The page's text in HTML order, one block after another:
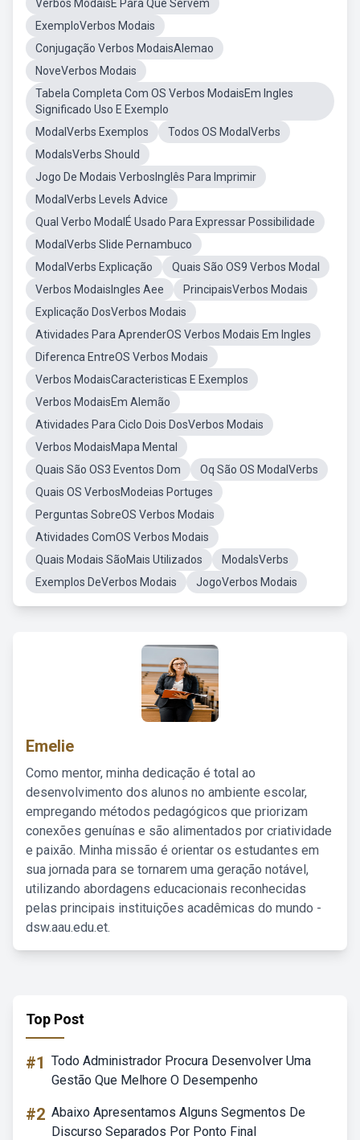
Verbos ModaisE Para Que Servem
ExemploVerbos Modais
Conjugação Verbos ModaisAlemao
NoveVerbos Modais
Tabela Completa Com OS Verbos ModaisEm Ingles
Significado Uso E Exemplo
ModalVerbs Exemplos
Todos OS ModalVerbs
ModalsVerbs Should
Jogo De Modais VerbosInglês Para Imprimir
ModalVerbs Levels Advice
Qual Verbo ModalÉ Usado Para Expressar Possibilidade
ModalVerbs Slide Pernambuco
ModalVerbs Explicação
Quais São OS9 Verbos Modal
Verbos ModaisIngles Aee
PrincipaisVerbos Modais
Explicação DosVerbos Modais
Atividades Para AprenderOS Verbos Modais Em Ingles
Diferenca EntreOS Verbos Modais
Verbos ModaisCaracteristicas E Exemplos
Verbos ModaisEm Alemão
Atividades Para Ciclo Dois DosVerbos Modais
Verbos ModaisMapa Mental
Quais São OS3 Eventos Dom
Oq São OS ModalVerbs
Quais OS VerbosModeias Portuges
Perguntas SobreOS Verbos Modais
Atividades ComOS Verbos Modais
Quais Modais SãoMais Utilizados
ModalsVerbs
Exemplos DeVerbos Modais
JogoVerbos Modais
Emelie
Como mentor, minha dedicação é total ao
desenvolvimento dos alunos no ambiente escolar,
empregando métodos pedagógicos que priorizam
conexões genuínas e são alimentados por criatividade
e paixão. Minha missão é orientar os estudantes em
sua jornada para se tornarem uma geração notável,
utilizando abordagens educacionais reconhecidas
pelas principais instituições acadêmicas do mundo -
dsw.aau.edu.et.
Top Post
#1 Todo Administrador Procura Desenvolver Uma
Gestão Que Melhore O Desempenho
#2 Abaixo Apresentamos Alguns Segmentos De
Discurso Separados Por Ponto Final